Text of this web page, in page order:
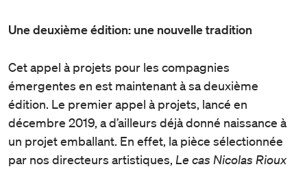
Une deuxième édition: une nouvelle tradition
Cet appel à projets pour les compagnies
émergentes en est maintenant à sa deuxième
édition. Le premier appel à projets, lancé en
décembre 2019, a d’ailleurs déjà donné naissance à
un projet emballant. En effet, la pièce sélectionnée
par nos directeurs artistiques, Le cas Nicolas Rioux